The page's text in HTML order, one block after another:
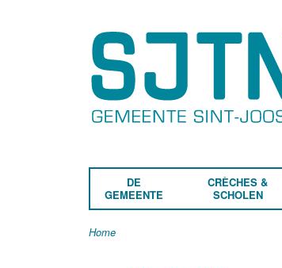
DE
GEMEENTE
CRÈCHES &
SCHOLEN
Home